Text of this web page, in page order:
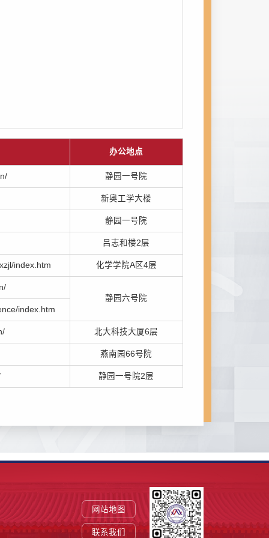
办公地点
静园一号院
新奥工学大楼
静园一号院
吕志和楼2层
index.htm 化学学院A区4层
静园六号院
index.htm
北大科技大厦6层
燕南园66号院
静园一号院2层
网站地图
联系我们